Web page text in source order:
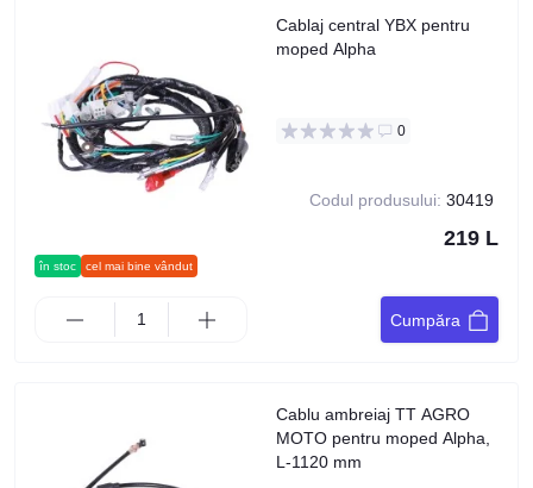
în stoc cel mai bine vândut
Cablaj central YBX pentru
moped Alpha
0
Codul produsului: 30419
219 L
Cumpăra
Cablu ambreiaj TT AGRO
MOTO pentru moped Alpha,
L-1120 mm